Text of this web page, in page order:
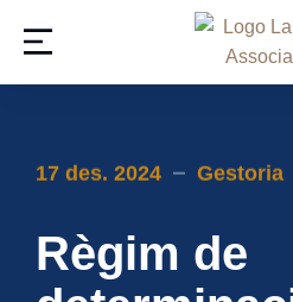
17 des. 2024 Gestoria
Règim de